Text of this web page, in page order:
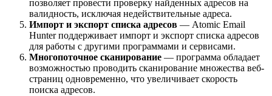
позволяет провести проверку найденных адресов на
валидность, исключая недействительные адреса.
Импорт и экспорт списка адресов — Atomic Email
Hunter поддерживает импорт и экспорт списка адресов
для работы с другими программами и сервисами.
Многопоточное сканирование — программа обладает
возможностью проводить сканирование множества веб-
страниц одновременно, что увеличивает скорость
поиска адресов.